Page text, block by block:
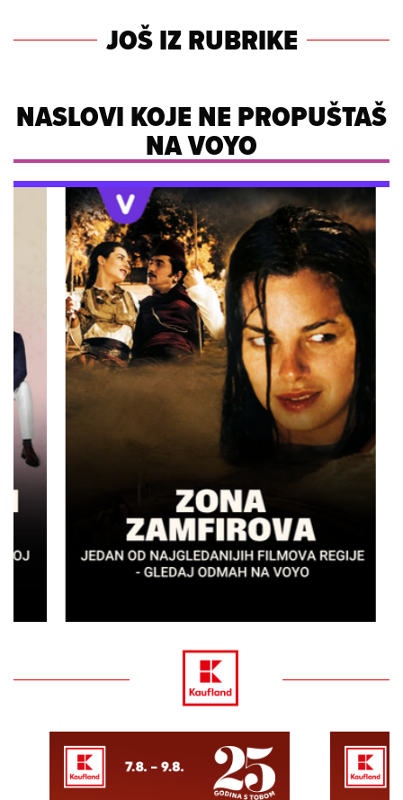
JOŠ IZ RUBRIKE
NASLOVI KOJE NE PROPUŠTAŠ
NA VOYO